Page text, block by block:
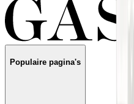
Populaire pagina's